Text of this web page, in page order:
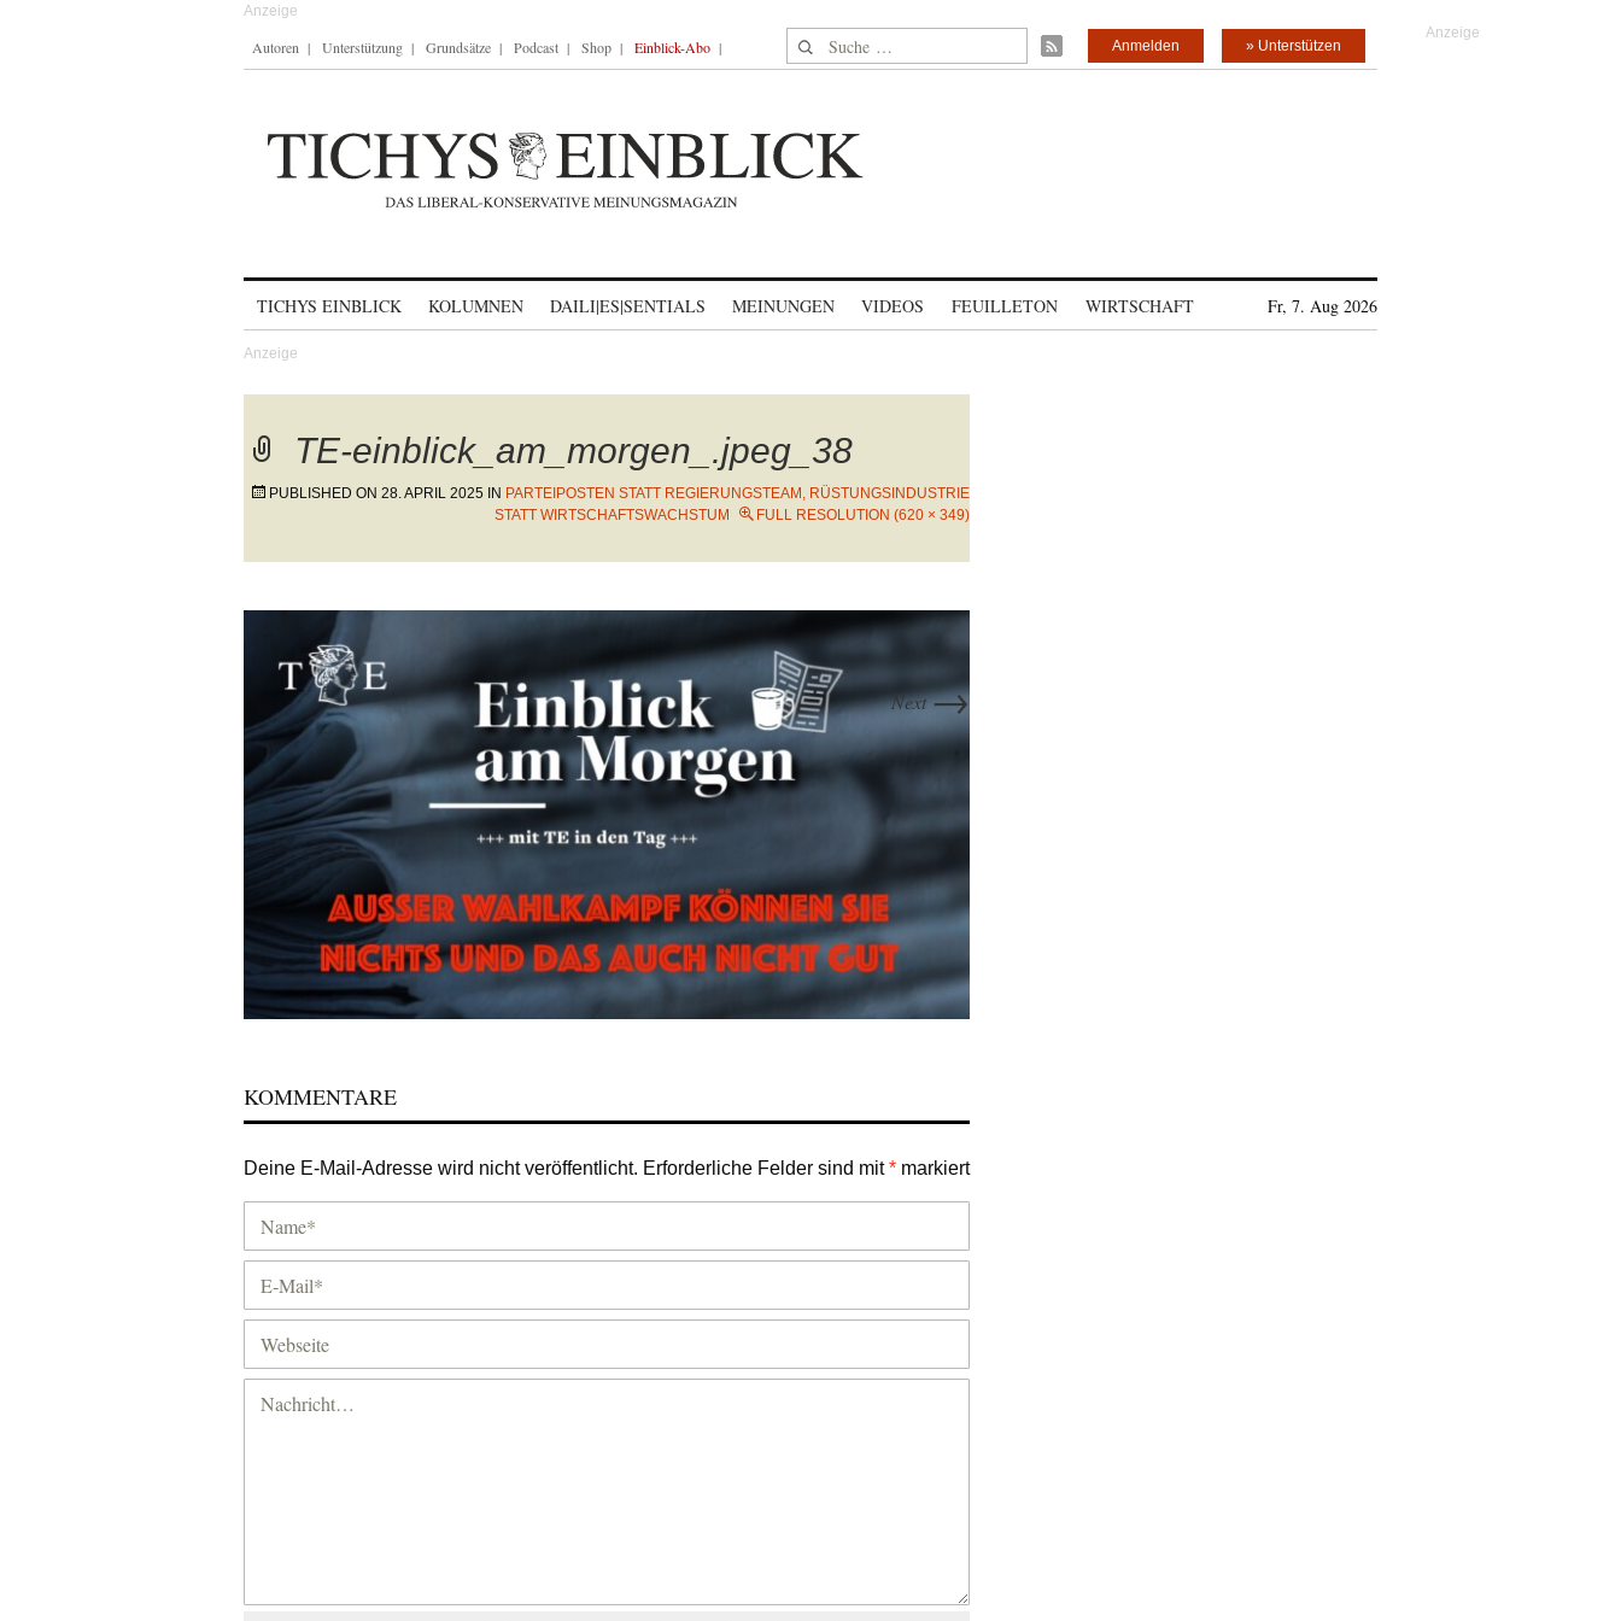
Autoren Unterstützung Grundsätze Podcast Shop Einblick-Abo Suche nach: » Unterstützen
Anmelden
TICHYS EINBLICK KOLUMNEN DAILI|ES|SENTIALS MEINUNGEN VIDEOS FEUILLETON WIRTSCHAFT Fr, 7. Aug 2026
TE-einblick_am_morgen_.jpeg_38
PUBLISHED ON 28. APRIL 2025 IN PARTEIPOSTEN STATT REGIERUNGSTEAM, RÜSTUNGSINDUSTRIE
STATT WIRTSCHAFTSWACHSTUM
FULL RESOLUTION (620 × 349)
Next→
KOMMENTARE
Deine E-Mail-Adresse wird nicht veröffentlicht. Erforderliche Felder sind mit* markiert